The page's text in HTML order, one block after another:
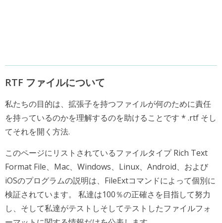
RTF ファイルについて
私たちの目的は、拡張子を持つファイルが何のために責任
を持っているのかを理解するのを助けることです * .rtf そし
てそれを開く方法.
このページにリストされているファイルタイプ Rich Text
Format File、Mac、Windows、Linux、Android、および
iOSのプログラムの説明は、FileExtコマンドによって個別に
検証されています。 私達は100％の正確さを目指して努力
し、そして私達がテストしそしてテストしたファイルフォ